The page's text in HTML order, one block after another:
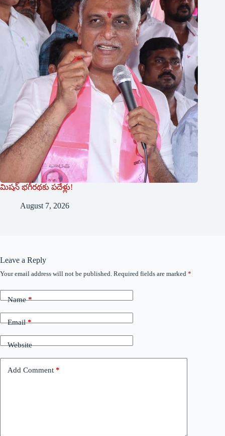
మిషన్ భగీరథకు పదేళ్లు!
August 7, 2026
Leave a Reply
Your email address will not be published. Required fields are marked *
Name*
Email*
Website
Add Comment *